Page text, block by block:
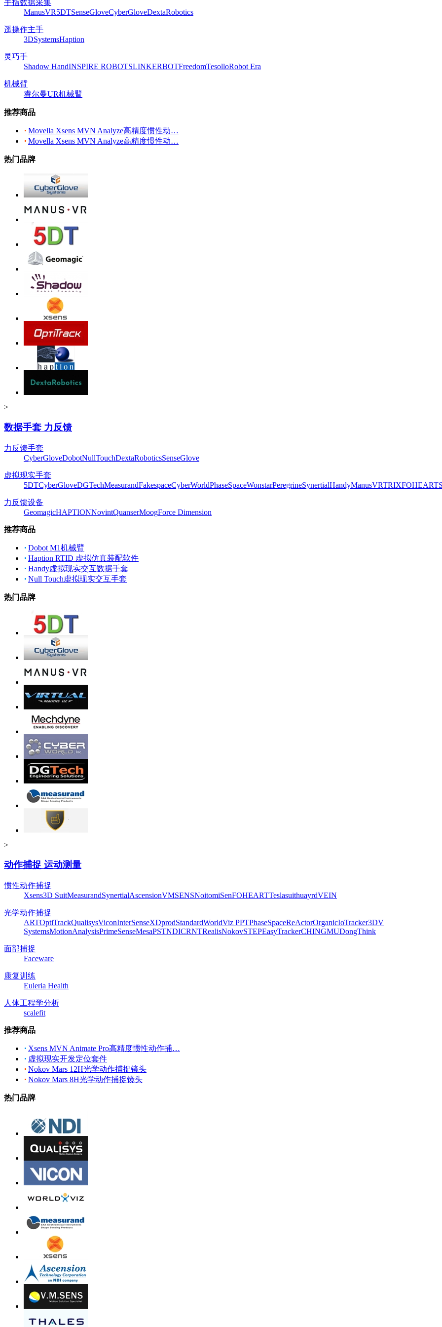
手指数据采集
ManusVR5DTSenseGloveCyberGloveDextaRobotics
遥操作主手
3DSystemsHaption
灵巧手
Shadow HandINSPIRE ROBOTSLINKERBOTFreedomTesolloRobot Era
机械臂
睿尔曼UR机械臂
推荐商品
Movella Xsens MVN Analyze高精度惯性动…
Movella Xsens MVN Analyze高精度惯性动…
热门品牌
>
数据手套 力反馈
力反馈手套
CyberGloveDobotNullTouchDextaRoboticsSenseGlove
虚拟现实手套
5DTCyberGloveDGTechMeasurandFakespaceCyberWorldPhaseSpaceWonstarPeregrineSynertialHandyManusVRTRIXFOHEART
力反馈设备
GeomagicHAPTIONNovintQuanserMoogForce Dimension
推荐商品
Dobot M1机械臂
Haption RTID 虚拟仿真装配软件
Handy虚拟现实交互数据手套
Null Touch虚拟现实交互手套
热门品牌
>
动作捕捉 运动测量
惯性动作捕捉
Xsens3D SuitMeasurandSynertialAscensionVMSENSNoitomiSenFOHEARTTeslasuithuayrdVEIN
光学动作捕捉
ARTOptiTrackQualisysViconInterSenseXDprodStandardWorldViz PPTPhaseSpaceReActorOrganicIoTracker3DV
SystemsMotionAnalysisPrimeSenseMesaPSTNDICRNTRealisNokovSTEPEasyTrackerCHINGMUDongThink
面部捕捉
Faceware
康复训练
Euleria Health
人体工程学分析
scalefit
推荐商品
Xsens MVN Animate Pro高精度惯性动作捕…
虚拟现实开发定位套件
Nokov Mars 12H光学动作捕捉镜头
Nokov Mars 8H光学动作捕捉镜头
热门品牌